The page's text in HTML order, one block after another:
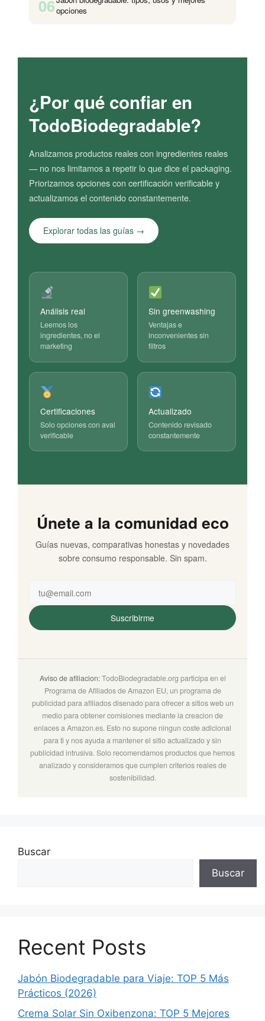
06opciones
¿Por qué confiar en
TodoBiodegradable?
Analizamos productos reales con ingredientes reales
— no nos limitamos a repetir lo que dice el packaging.
Priorizamos opciones con certificación verificable y
actualizamos el contenido constantemente.
Explorar todas las guías →
Análisis real
Leemos los
ingredientes, no el
marketing
Sin greenwashing
Ventajas e
inconvenientes sin
filtros
Certificaciones
Solo opciones con aval
verificable
Actualizado
Contenido revisado
constantemente
Únete a la comunidad eco
Guías nuevas, comparativas honestas y novedades
sobre consumo responsable. Sin spam.
Suscribirme
Aviso de afiliacion:TodoBiodegradable.org participa en el
Programa de Afiliados de Amazon EU, un programa de
publicidad para afiliados disenado para ofrecer a sitios web un
medio para obtener comisiones mediante la creacion de
enlaces a Amazon.es. Esto no supone ningun coste adicional
para ti y nos ayuda a mantener el sitio actualizado y sin
publicidad intrusiva. Solo recomendamos productos que hemos
analizado y consideramos que cumplen criterios reales de
sostenibilidad.
Buscar
Buscar
Recent Posts
Jabón Biodegradable para Viaje: TOP 5 Más
Prácticos (2026)
Crema Solar Sin Oxibenzona: TOP 5 Mejores